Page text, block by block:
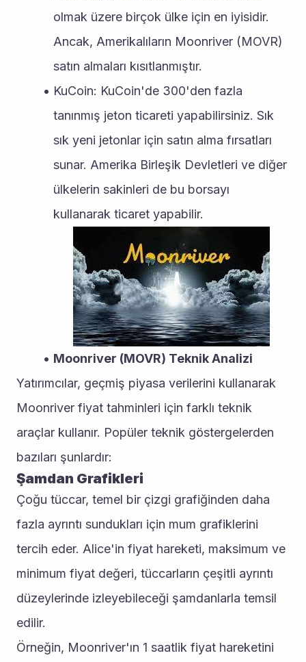
olmak üzere birçok ülke için en iyisidir.
Ancak, Amerikalıların Moonriver (MOVR)
satın almaları kısıtlanmıştır.
KuCoin: KuCoin'de 300'den fazla
tanınmış jeton ticareti yapabilirsiniz. Sık
sık yeni jetonlar için satın alma fırsatları
sunar. Amerika Birleşik Devletleri ve diğer
ülkelerin sakinleri de bu borsayı
kullanarak ticaret yapabilir.
Moonriver (MOVR) Teknik Analizi
Yatırımcılar, geçmiş piyasa verilerini kullanarak
Moonriver fiyat tahminleri için farklı teknik
araçlar kullanır. Popüler teknik göstergelerden
bazıları şunlardır:
Şamdan Grafikleri
Çoğu tüccar, temel bir çizgi grafiğinden daha
fazla ayrıntı sundukları için mum grafiklerini
tercih eder. Alice'in fiyat hareketi, maksimum ve
minimum fiyat değeri, tüccarların çeşitli ayrıntı
düzeylerinde izleyebileceği şamdanlarla temsil
edilir.
Örneğin, Moonriver'ın 1 saatlik fiyat hareketini